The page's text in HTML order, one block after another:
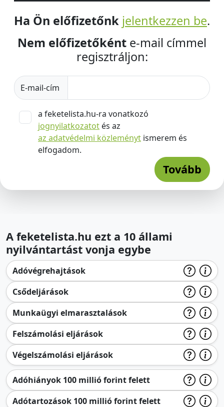
Ha Ön előfizetőnk jelentkezzen be.
Nem előfizetőként e-mail címmel
regisztráljon:
E-mail-cím
a feketelista.hu-ra vonatkozó
jognyilatkozatot és az
az adatvédelmi közleményt ismerem és
elfogadom.
Tovább
A feketelista.hu ezt a 10 állami
nyilvántartást vonja egybe
Adóvégrehajtások
Csődeljárások
Munkaügyi elmarasztalások
Felszámolási eljárások
Végelszámolási eljárások
Adóhiányok 100 millió forint felett
Adótartozások 100 millió forint felett